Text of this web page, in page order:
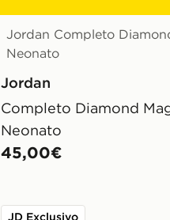
Jordan Completo
Neonato
Jordan
Completo Diamond
Neonato
45,00€
JD Exclusivo